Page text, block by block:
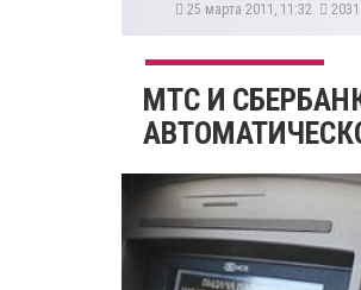
25 марта 2011, 11:32 2031
МТС И